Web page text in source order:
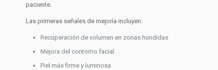
paciente.
Las primeras señales de mejoría incluyen:
Recuperación de volumen en zonas hundidas
Mejora del contorno facial
Piel más firme y luminosa